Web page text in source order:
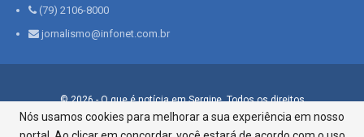
(79) 2106-8000
jornalismo@infonet.com.br
© 2026 - O que é notícia em Sergipe. Todos os direitos
reservados.
Nós usamos cookies para melhorar a sua experiência em nosso